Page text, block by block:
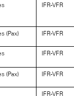
IFR-VFR
(Pax) IFR-VFR
IFR-VFR
(Pax) IFR-VFR
IFR-VFR